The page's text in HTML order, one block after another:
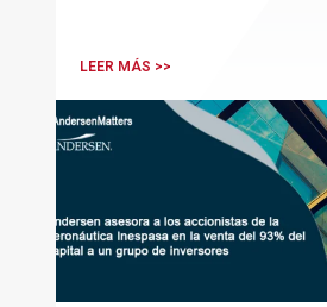
principalmente en los sectores
medioambiental
LEER MÁS >>